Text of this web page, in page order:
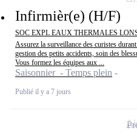
Infirmièr(e) (H/F)
SOC EXPL EAUX THERMALES
Assurez la surveillance des curistes
gestion des petits accidents, soin des
Vous formez les équipes aux ...
Saisonnier - Temps plein
Publié il y a 7 jours